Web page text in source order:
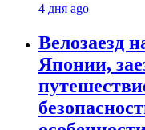
4 дня ago
Велозаезд
Японии,